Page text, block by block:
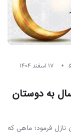
به دوستان
نازل فرمود؛ ماهی که